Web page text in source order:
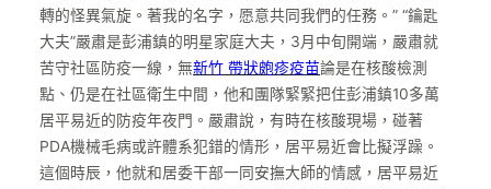
轉的怪異氣旋。著我的名字，愿意共同我們的任務。” “鑰匙
大夫”嚴肅是彭浦鎮的明星家庭大夫，3月中旬開端，嚴肅就
苦守社區防疫一線，無新竹 帶狀皰疹疫苗論是在核酸檢測
點、仍是在社區衛生中間，他和團隊緊緊把住彭浦鎮10多萬
居平易近的防疫年夜門。嚴肅說，有時在核酸現場，碰著
PDA機械毛病或許體系犯錯的情形，居平易近會比擬浮躁。
這個時辰，他就和居委干部一同安撫大師的情感，居平易近